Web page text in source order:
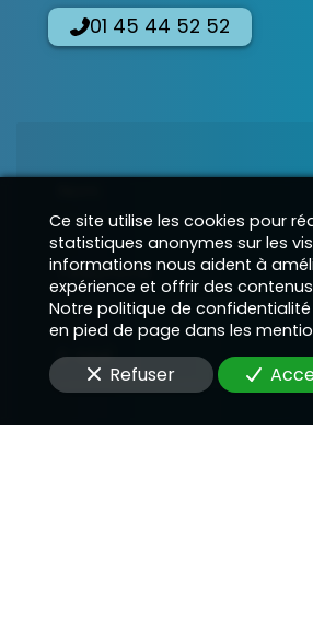
Téléphone
E-Mail
01 45 44 52 52
Ce site utilise les cookies pour
statistiques anonymes sur les
informations nous aident à
expérience et offrir des
Notre politique de
en pied de page dans les
Refuser